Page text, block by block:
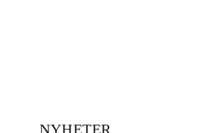
NYHETER